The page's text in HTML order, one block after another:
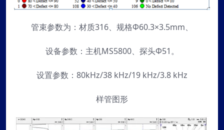
管束参数为：材质316、规格Φ60.3×3.5mm、
设备参数：主机MS5800、探头Φ51。
设置参数：80kHz/38 kHz/19 kHz/3.8 kHz
样管图形